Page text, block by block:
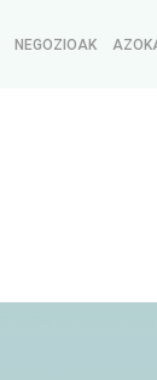
NEGOZIOAK